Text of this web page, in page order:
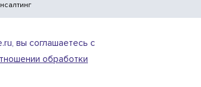
вы соглашаетесь с
обработки